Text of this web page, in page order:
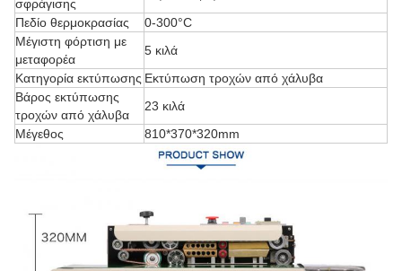
σφράγισης
Πεδίο θερμοκρασίας
0-300°C
Μέγιστη φόρτιση με
μεταφορέα
5 κιλά
Κατηγορία εκτύπωσης Εκτύπωση τροχών από χάλυβα
Βάρος εκτύπωσης
τροχών από χάλυβα
23 κιλά
Μέγεθος
810*370*320mm